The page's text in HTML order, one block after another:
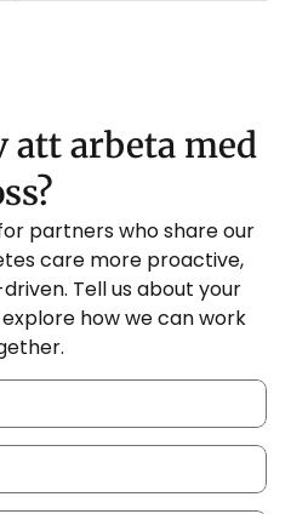
att arbeta med
partners who share our
care more proactive,
Tell us about your
how we can work